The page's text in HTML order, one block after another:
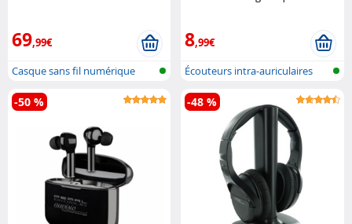
69,99€
Casque sans fil numérique
supra-aur..
8,99€
Écouteurs intra-auriculaires
filair..
-50 % -48 %